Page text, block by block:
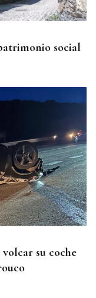
social
su coche